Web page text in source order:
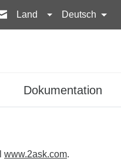
Land Deutsch
Dokumentation
www.2ask.com.